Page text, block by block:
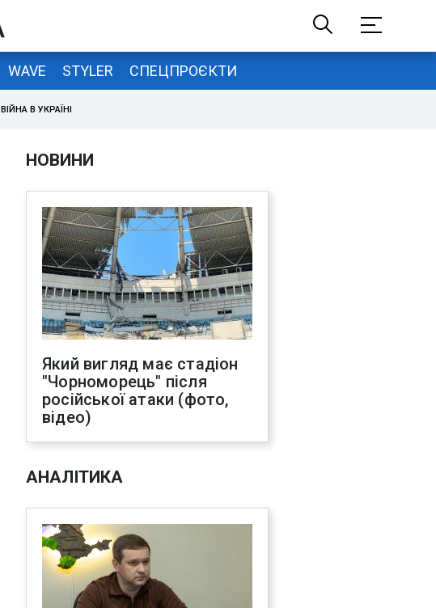
WAVE STYLER СПЕЦПРОЄКТИ
ВІЙНА В УКРАЇНІ
НОВИНИ
Який вигляд має стадіон
"Чорноморець" після
російської атаки (фото,
відео)
АНАЛІТИКА